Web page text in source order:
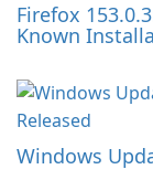
Firefox
Known
Windows